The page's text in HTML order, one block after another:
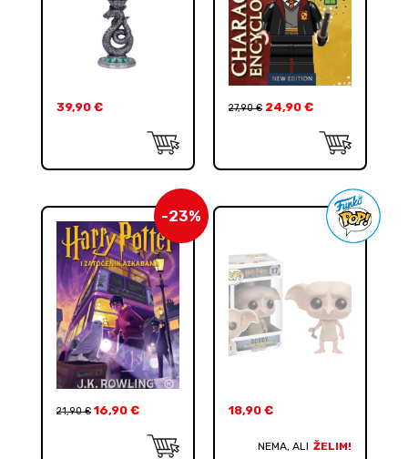
39,90 € 27,90€ 24,90 €
-23%
21,90€ 16,90 € 18,90 €
NEMA, ALI ŽELIM!